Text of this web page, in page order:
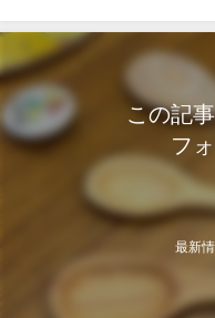
この記
フ
最新